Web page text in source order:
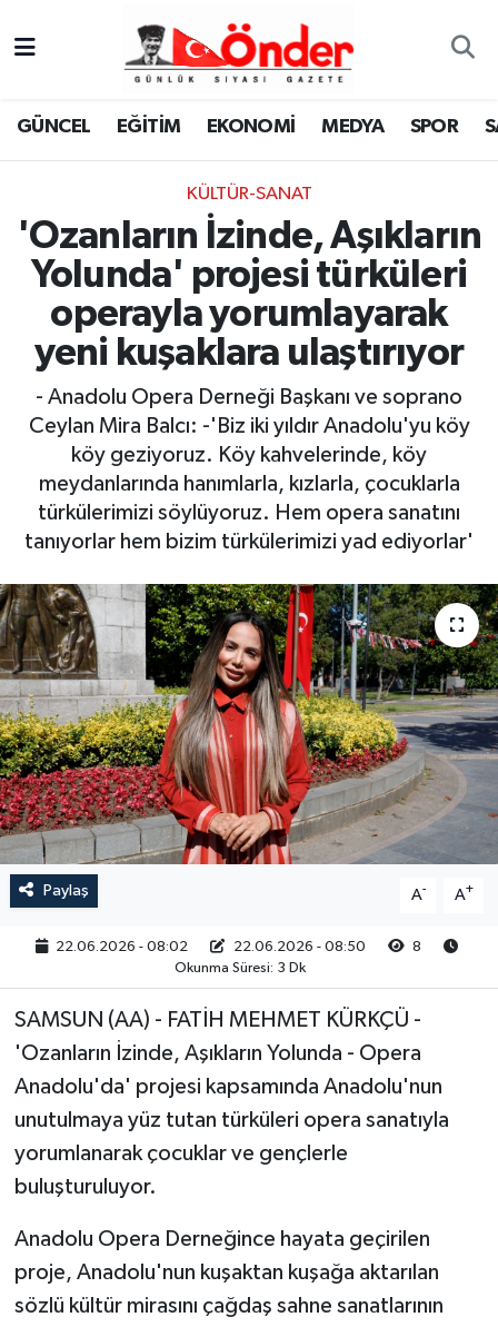
GÜNCEL EĞİTİM EKONOMİ MEDYA SPOR
KÜLTÜR-SANAT
'Ozanların İzinde, Aşıkların
Yolunda' projesi türküleri
operayla yorumlayarak
yeni kuşaklara ulaştırıyor
- Anadolu Opera Derneği Başkanı ve soprano
Ceylan Mira Balcı: -'Biz iki yıldır Anadolu'yu köy
köy geziyoruz. Köy kahvelerinde, köy
meydanlarında hanımlarla, kızlarla, çocuklarla
türkülerimizi söylüyoruz. Hem opera sanatını
tanıyorlar hem bizim türkülerimizi yad ediyorlar'
Paylaş A- A+
22.06.2026 - 08:02 22.06.2026 - 08:50
8
Okunma Süresi: 3 Dk
SAMSUN (AA) - FATİH MEHMET KÜRKÇÜ -
'Ozanların İzinde, Aşıkların Yolunda - Opera
Anadolu'da' projesi kapsamında Anadolu'nun
unutulmaya yüz tutan türküleri opera sanatıyla
yorumlanarak çocuklar ve gençlerle
buluşturuluyor.
Anadolu Opera Derneğince hayata geçirilen
proje, Anadolu'nun kuşaktan kuşağa aktarılan
sözlü kültür mirasını çağdaş sahne sanatlarının
GÜNCEL
MEDYA
SPOR
SAĞLIK
KÜLTÜR-SANAT
YAŞAM
RESMİ İLAN
Zonguldak Nöbetçi Eczaneler
Zonguldak Namaz Vakitleri
Zonguldak Trafik Yoğunluk Haritası
TFF 3.Lig 4.Grup Puan Durumu ve Fikstür
Tüm Manşetler
Son Dakika Haberleri
Haber Arşivi